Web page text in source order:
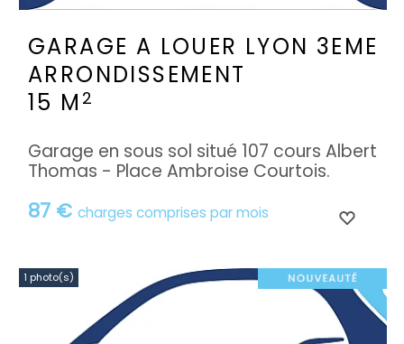
GARAGE A LOUER LYON 3EME
ARRONDISSEMENT
15 M 2
87 € charges comprises par mois
Garage en sous sol situé 107 cours Albert
Thomas - Place Ambroise Courtois.
1 photo(s)